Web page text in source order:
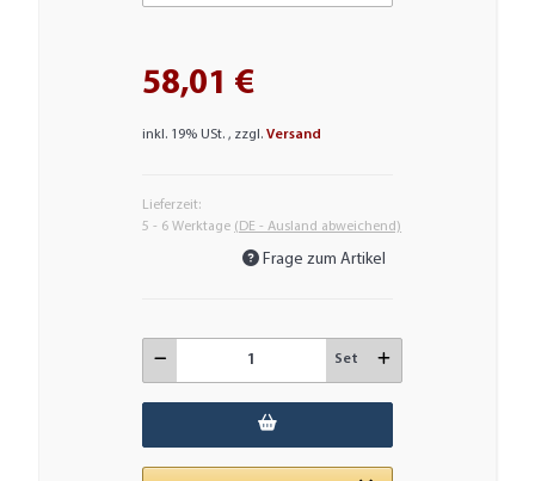
58,01 €
inkl. 19% USt. , zzgl.Versand
Lieferzeit:
5 - 6 Werktage (DE - Ausland abweichend)
Frage zum Artikel
Set